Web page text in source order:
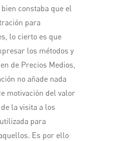
constaba que el
para
lo cierto es que
los métodos y
de Precios Medios,
no añade nada
motivación del valor
la visita a los
para
Es por ello